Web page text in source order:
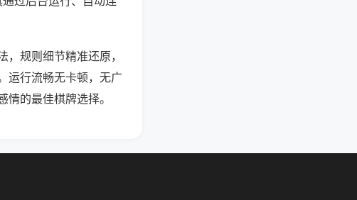
规则细节精准还原，
运行流畅无卡顿，无广
的最佳棋牌选择。